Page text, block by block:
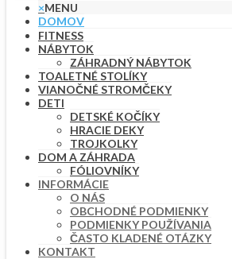
×MENU
DOMOV
FITNESS
NÁBYTOK
ZÁHRADNÝ NÁBYTOK
TOALETNÉ STOLÍKY
VIANOČNÉ STROMČEKY
DETI
DETSKÉ KOČÍKY
HRACIE DEKY
TROJKOLKY
DOM A ZÁHRADA
FÓLIOVNÍKY
INFORMÁCIE
O NÁS
OBCHODNÉ PODMIENKY
PODMIENKY POUŽÍVANIA
ČASTO KLADENÉ OTÁZKY
KONTAKT